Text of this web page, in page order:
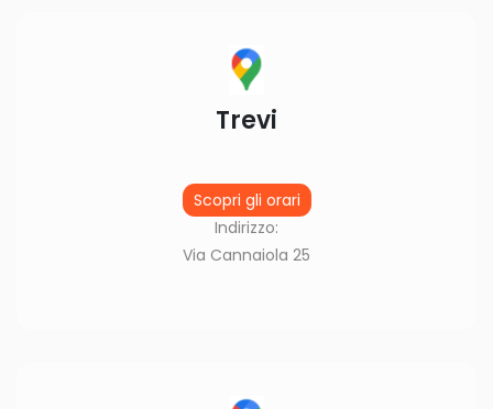
Trevi
Scopri gli orari
Indirizzo:
Via Cannaiola 25